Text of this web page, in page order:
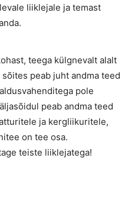
liiklejale ja temast
teega külgnevalt alalt
peab juht andma teed
pole
peab andma teed
ja kergliikuritele,
on tee osa.
teiste liiklejatega!